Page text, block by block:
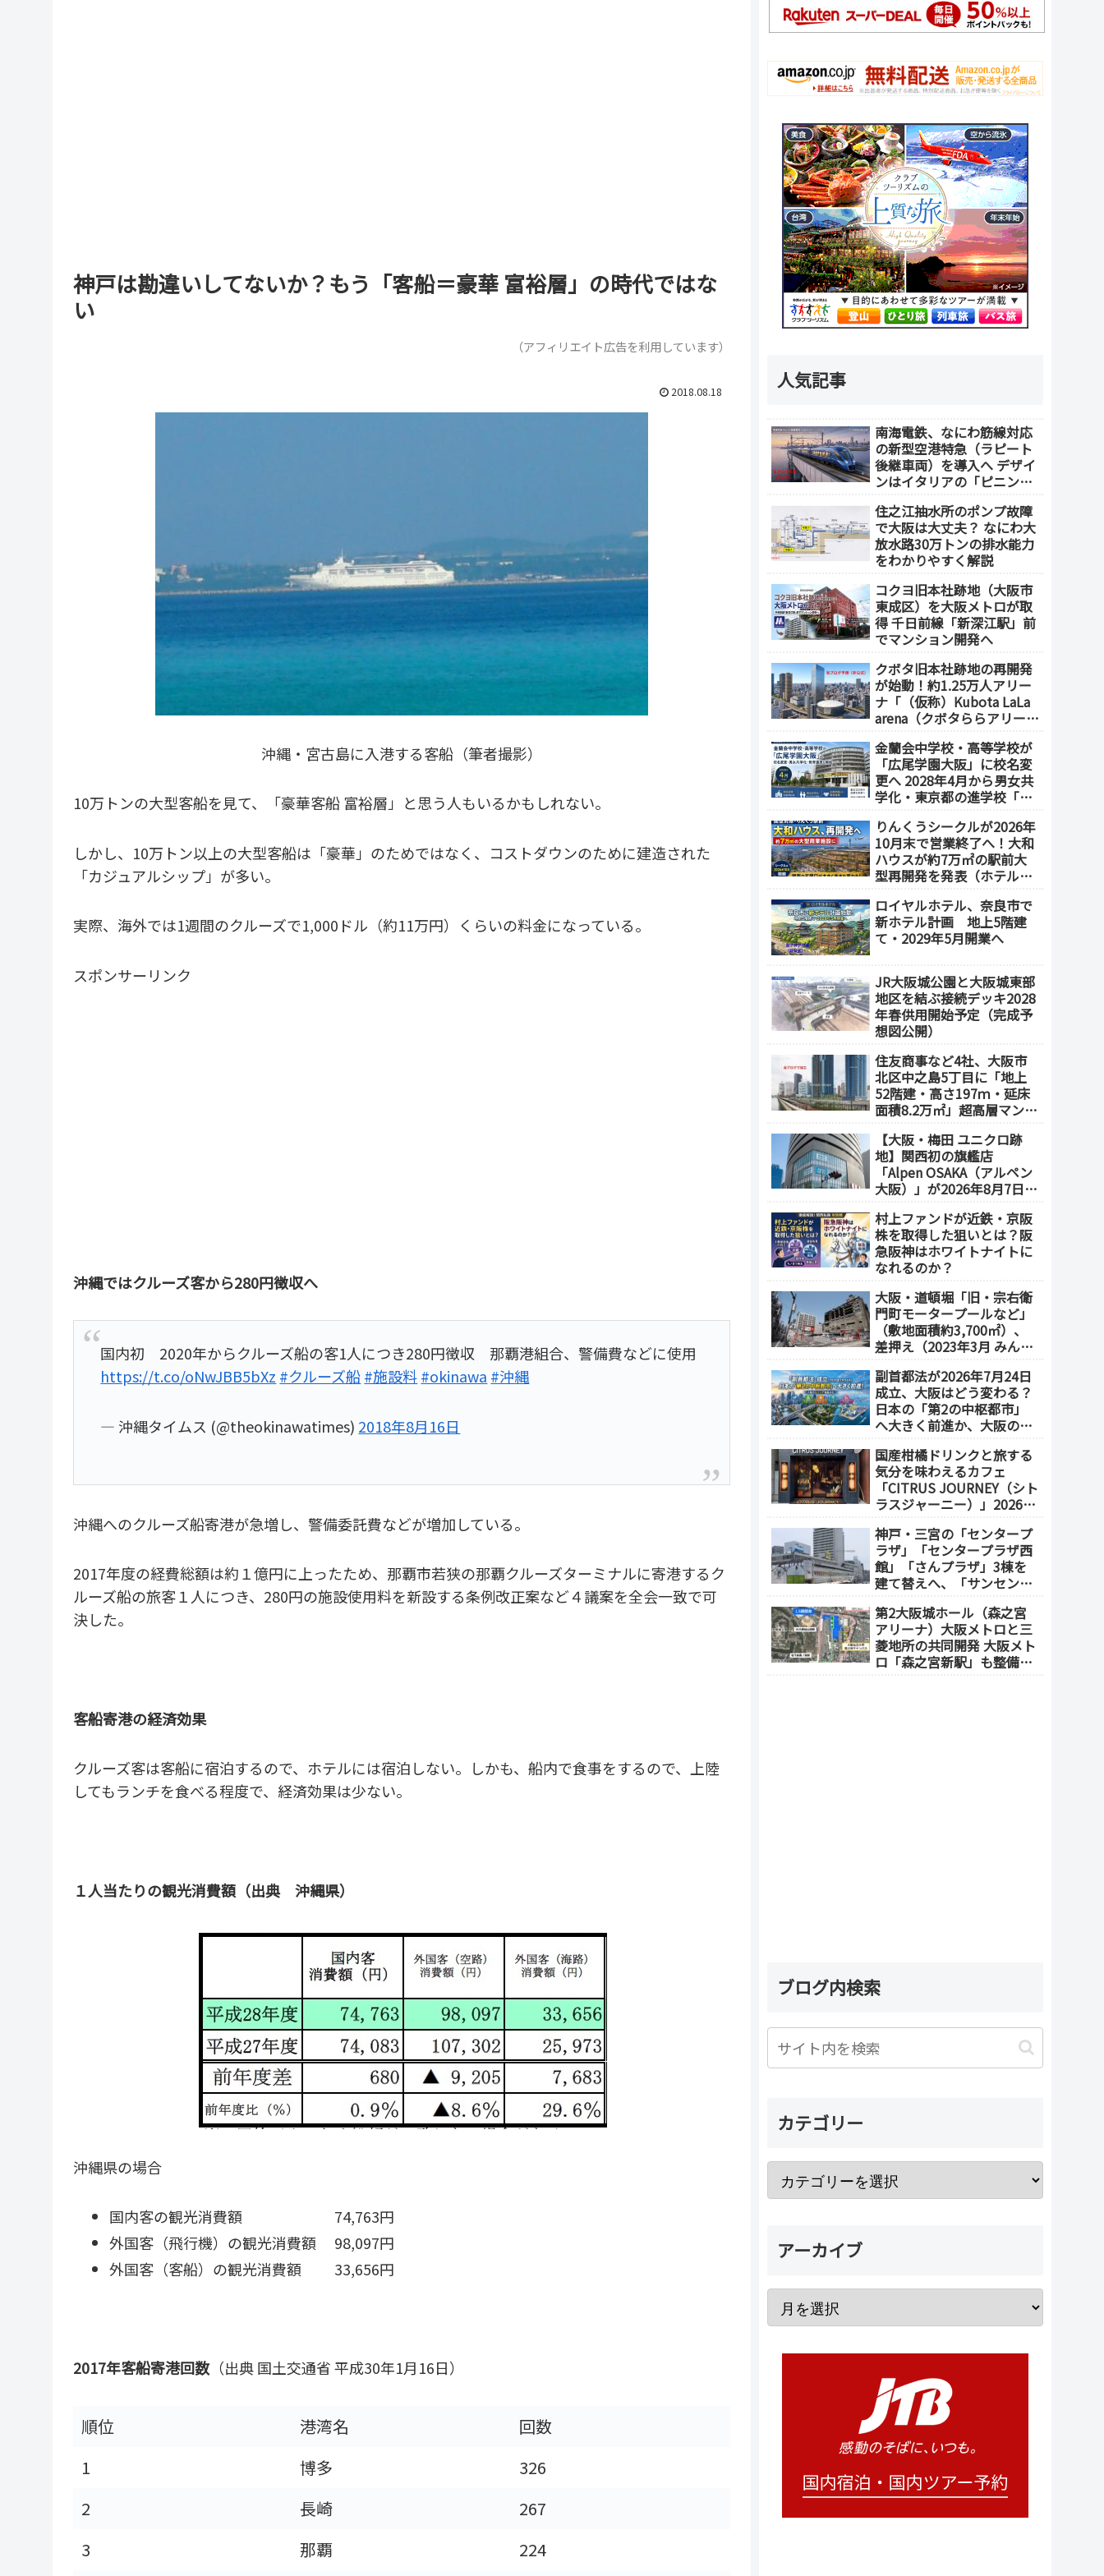
神戸は勘違いしてないか？もう「客船＝豪華 富裕層」の時代ではな
い
（アフィリエイト広告を利用しています）
2018.08.18
沖縄・宮古島に入港する客船（筆者撮影）
10万トンの大型客船を見て、「豪華客船 富裕層」と思う人もいるかもしれない。
しかし、10万トン以上の大型客船は「豪華」のためではなく、コストダウンのために建造された
「カジュアルシップ」が多い。
実際、海外では1週間のクルーズで1,000ドル（約11万円）くらいの料金になっている。
スポンサーリンク
沖縄ではクルーズ客から280円徴収へ
国内初 2020年からクルーズ船の客1人につき280円徴収 那覇港組合、警備費などに使用
https://t.co/oNwJBB5bXz #クルーズ船#施設料#okinawa #沖縄
— 沖縄タイムス (@theokinawatimes) 2018年8月16日
沖縄へのクルーズ船寄港が急増し、警備委託費などが増加している。
2017年度の経費総額は約１億円に上ったため、那覇市若狭の那覇クルーズターミナルに寄港するク
ルーズ船の旅客１人につき、280円の施設使用料を新設する条例改正案など４議案を全会一致で可
決した。
客船寄港の経済効果
クルーズ客は客船に宿泊するので、ホテルには宿泊しない。しかも、船内で食事をするので、上陸
してもランチを食べる程度で、経済効果は少ない。
１人当たりの観光消費額（出典 沖縄県）
沖縄県の場合
国内客の観光消費額 74,763円
外国客（飛行機）の観光消費額 98,097円
外国客（客船）の観光消費額
33,656円
2017年客船寄港回数（出典 国土交通省 平成30年1月16日）
順位 港湾名
回数
1
博多
326
2
長崎
267
3
那覇 224
人気記事
南海電鉄、なにわ筋線対応
の新型空港特急（ラピート
後継車両）を導入へ デザイ
ンはイタリアの「ピニンフ
住之江抽水所のポンプ故障
で大阪は大丈夫？ なにわ大
放水路30万トンの排水能力
をわかりやすく解説
コクヨ旧本社跡地（大阪市
東成区）を大阪メトロが取
得 千日前線「新深江駅」前
でマンション開発へ
クボタ旧本社跡地の再開発
が始動！約1.25万人アリー
ナ「（仮称）Kubota LaLa
arena（クボタららアリー
業施設も開発へ【2032年以
降開業】
金蘭会中学校・高等学校が
「広尾学園大阪」に校名変
更へ 2028年4月から男女共
学化・東京都の進学校「広
りんくうシークルが2026年
10月末で営業終了へ！大和
ハウスが約7万㎡の駅前大
型再開発を発表（ホテル開
ロイヤルホテル、奈良市で
新ホテル計画 地上5階建
て・2029年5月開業へ
JR大阪城公園と大阪城東部
地区を結ぶ接続デッキ2028
年春供用開始予定（完成予
想図公開）
住友商事など4社、大阪市
北区中之島5丁目に「地上
52階建・高さ197ｍ・延床
面積8.2万㎡」超高層マンシ
竣工
【大阪・梅田 ユニクロ跡
地】関西初の旗艦店
「Alpen OSAKA（アルペン
大阪）」が2026年8月7日オ
の体験型スポーツ専門店が
誕生
村上ファンドが近鉄・京阪
株を取得した狙いとは？阪
急阪神はホワイトナイトに
なれるのか？
大阪・道頓堀「旧・宗右衛
門町モータープールなど」
（敷地面積約3,700㎡）、
差押え（2023年3月 みんな
得）
副首都法が2026年7月24日
成立、大阪はどう変わる？
日本の「第2の中枢都市」
へ大きく前進か、大阪の5
国産柑橘ドリンクと旅する
気分を味わえるカフェ
「CITRUS JOURNEY（シト
ラスジャーニー）」2026年
メトロ「本町駅」徒歩1
分）
神戸・三宮の「センタープ
ラザ」「センタープラザ西
館」「さんプラザ」3棟を
建て替えへ、「サンセンタ
会」が2026年7月発足
第2大阪城ホール（森之宮
アリーナ）大阪メトロと三
菱地所の共同開発 大阪メト
ロ「森之宮新駅」も整備へ
ブログ内検索
カテゴリー
アーカイブ